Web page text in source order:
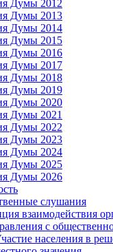
Думы 2012
Думы 2013
Думы 2014
Думы 2015
Думы 2016
Думы 2017
Думы 2018
Думы 2019
Думы 2020
Думы 2021
Думы 2022
Думы 2023
Думы 2024
Думы 2025
Думы 2026
слушания
взаимодействия
с
населения в